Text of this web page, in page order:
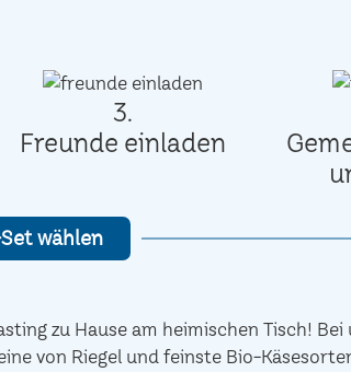
3.
Freunde einladen
wählen
zu Hause am heimischen Tisch!
von Riegel und feinste Bio-